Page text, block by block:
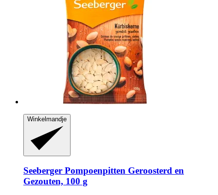
Winkelmandje
Seeberger Pompoenpitten Geroosterd en
Gezouten, 100 g